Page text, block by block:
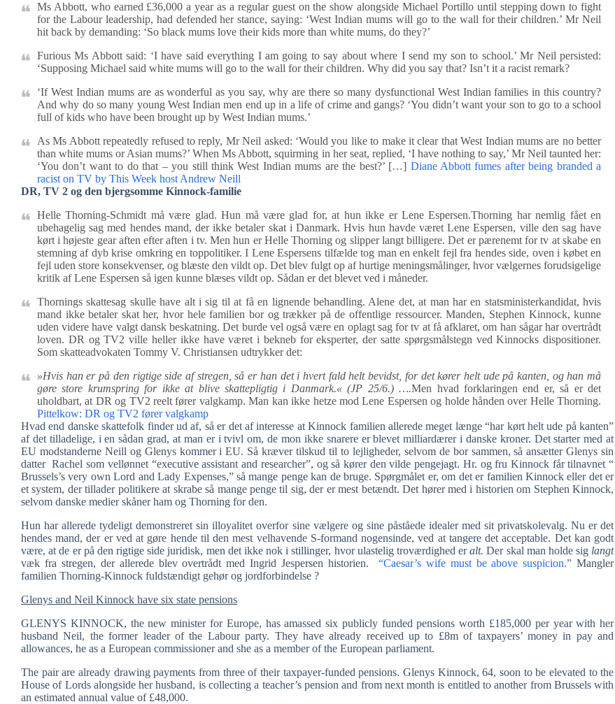
Ms Abbott, who earned £36,000 a year as a regular guest on the show alongside Michael Portillo until stepping down to fight
for the Labour leadership, had defended her stance, saying: ‘West Indian mums will go to the wall for their children.’ Mr Neil
hit back by demanding: ‘So black mums love their kids more than white mums, do they?’
Furious Ms Abbott said: ‘I have said everything I am going to say about where I send my son to school.’ Mr Neil persisted:
‘Supposing Michael said white mums will go to the wall for their children. Why did you say that? Isn’t it a racist remark?
‘If West Indian mums are as wonderful as you say, why are there so many dysfunctional West Indian families in this country?
And why do so many young West Indian men end up in a life of crime and gangs? ‘You didn’t want your son to go to a school
full of kids who have been brought up by West Indian mums.’
As Ms Abbott repeatedly refused to reply, Mr Neil asked: ‘Would you like to make it clear that West Indian mums are no better
than white mums or Asian mums?’ When Ms Abbott, squirming in her seat, replied, ‘I have nothing to say,’ Mr Neil taunted her:
‘You don’t want to do that – you still think West Indian mums are the best?’ […] Diane Abbott fumes after being branded a
racist on TV by This Week host Andrew Neill
DR, TV 2 og den bjergsomme Kinnock-familie
Helle Thorning-Schmidt må være glad. Hun må være glad for, at hun ikke er Lene Espersen.Thorning har nemlig fået en
ubehagelig sag med hendes mand, der ikke betaler skat i Danmark. Hvis hun havde været Lene Espersen, ville den sag have
kørt i højeste gear aften efter aften i tv. Men hun er Helle Thorning og slipper langt billigere. Det er pærenemt for tv at skabe en
stemning af dyb krise omkring en toppolitiker. I Lene Espersens tilfælde tog man en enkelt fejl fra hendes side, oven i købet en
fejl uden store konsekvenser, og blæste den vildt op. Det blev fulgt op af hurtige meningsmålinger, hvor vælgernes forudsigelige
kritik af Lene Espersen så igen kunne blæses vildt op. Sådan er det blevet ved i måneder.
Thornings skattesag skulle have alt i sig til at få en lignende behandling. Alene det, at man har en statsministerkandidat, hvis
mand ikke betaler skat her, hvor hele familien bor og trækker på de offentlige ressourcer. Manden, Stephen Kinnock, kunne
uden videre have valgt dansk beskatning. Det burde vel også være en oplagt sag for tv at få afklaret, om han sågar har overtrådt
loven. DR og TV2 ville heller ikke have været i bekneb for eksperter, der satte spørgsmålstegn ved Kinnocks dispositioner.
Som skatteadvokaten Tommy V. Christiansen udtrykker det:
»Hvis han er på den rigtige side af stregen, så er han det i hvert fald helt bevidst, for det kører helt ude på kanten, og han må
gøre store krumspring for ikke at blive skattepligtig i Danmark.« (JP 25/6.) ….Men hvad forklaringen end er, så er det
uholdbart, at DR og TV2 reelt fører valgkamp. Man kan ikke hetze mod Lene Espersen og holde hånden over Helle Thorning.
Pittelkow: DR og TV2 fører valgkamp
Hvad end danske skattefolk finder ud af, så er det af interesse at Kinnock familien allerede meget længe “har kørt helt ude på kanten”
af det tilladelige, i en sådan grad, at man er i tvivl om, de mon ikke snarere er blevet milliardærer i danske kroner. Det starter med at
EU modstanderne Neill og Glenys kommer i EU. Så kræver tilskud til to lejligheder, selvom de bor sammen, så ansætter Glenys sin
datter Rachel som vellønnet “executive assistant and researcher”, og så kører den vilde pengejagt. Hr. og fru Kinnock får tilnavnet “
Brussels’s very own Lord and Lady Expenses,” så mange penge kan de bruge. Spørgmålet er, om det er familien Kinnock eller det er
et system, der tillader politikere at skrabe så mange penge til sig, der er mest betændt. Det hører med i historien om Stephen Kinnock,
selvom danske medier skåner ham og Thorning for den.
Hun har allerede tydeligt demonstreret sin illoyalitet overfor sine vælgere og sine påståede idealer med sit privatskolevalg. Nu er det
hendes mand, der er ved at gøre hende til den mest velhavende S-formand nogensinde, ved at tangere det acceptable. Det kan godt
være, at de er på den rigtige side juridisk, men det ikke nok i stillinger, hvor ulastelig troværdighed eralt. Der skal man holde sig langt
væk fra stregen, der allerede blev overtrådt med Ingrid Jespersen historien. “Caesar’s wife must be above suspicion.” Mangler
familien Thorning-Kinnock fuldstændigt gehør og jordforbindelse ?
Glenys and Neil Kinnock have six state pensions
GLENYS KINNOCK, the new minister for Europe, has amassed six publicly funded pensions worth £185,000 per year with her
husband Neil, the former leader of the Labour party. They have already received up to £8m of taxpayers’ money in pay and
allowances, he as a European commissioner and she as a member of the European parliament.
The pair are already drawing payments from three of their taxpayer-funded pensions. Glenys Kinnock, 64, soon to be elevated to the
House of Lords alongside her husband, is collecting a teacher’s pension and from next month is entitled to another from Brussels with
an estimated annual value of £48,000.